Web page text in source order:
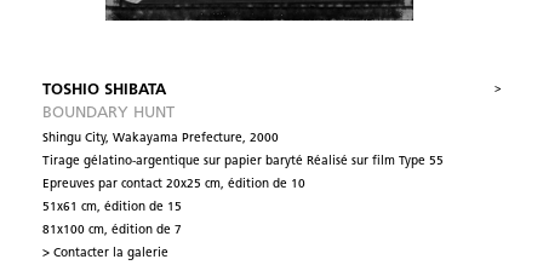
TOSHIO SHIBATA
BOUNDARY HUNT
Shingu City, Wakayama Prefecture, 2000
Tirage gélatino-argentique sur papier baryté Réalisé sur film Type 55
Epreuves par contact 20x25 cm, édition de 10
51x61 cm, édition de 15
81x100 cm, édition de 7
> Contacter la galerie
>